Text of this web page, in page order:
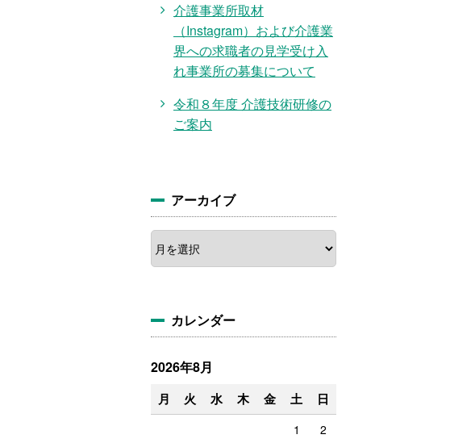
介護事業所取材
（Instagram）および介護業
界への求職者の見学受け入
れ事業所の募集について
令和８年度 介護技術研修の
ご案内
アーカイブ
ア
ー
カ
カレンダー
2026年8月
月 火 水 木 金 土 日
1
2